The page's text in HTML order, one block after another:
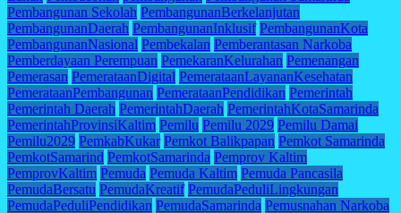
Pembangunan Sekolah PembangunanBerkelanjutan
PembangunanDaerah PembangunanInklusif PembangunanKota
PembangunanNasional Pembekalan Pemberantasan Narkoba
Pemberdayaan Perempuan PemekaranKelurahan Pemenangan
Pemerasan PemerataanDigital PemerataanLayananKesehatan
PemerataanPembangunan PemerataanPendidikan Pemerintah
Pemerintah Daerah PemerintahDaerah PemerintahKotaSamarinda
PemerintahProvinsiKaltim Pemilu Pemilu 2029 Pemilu Damai
Pemilu2029 PemkabKukar Pemkot Balikpapan Pemkot Samarinda
PemkotSamarind PemkotSamarinda Pemprov Kaltim
PemprovKaltim Pemuda Pemuda Kaltim Pemuda Pancasila
PemudaBersatu PemudaKreatif PemudaPeduliLingkungan
PemudaPeduliPendidikan PemudaSamarinda Pemusnahan Narkoba